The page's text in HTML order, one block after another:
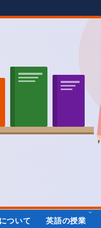
ついて 英語の授業